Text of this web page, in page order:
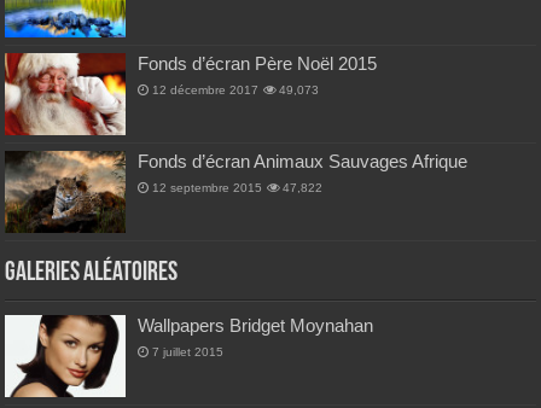
Fonds d’écran Père Noël 2015
12 décembre 2017 49,073
Fonds d’écran Animaux Sauvages Afrique
12 septembre 2015 47,822
Galeries Aléatoires
Wallpapers Bridget Moynahan
7 juillet 2015